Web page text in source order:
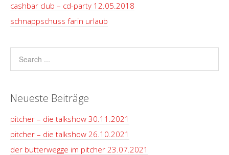
cashbar club – cd-party 12.05.2018
schnappschuss farin urlaub
Neueste Beiträge
pitcher – die talkshow 30.11.2021
pitcher – die talkshow 26.10.2021
der butterwegge im pitcher 23.07.2021